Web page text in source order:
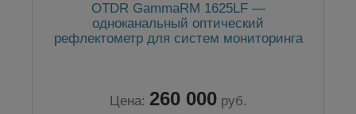
OTDR GammaRM 1625LF —
одноканальный оптический
рефлектометр для систем мониторинга
Цена: 260 000 руб.